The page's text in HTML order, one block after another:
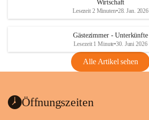
Wirtschaft
Lesezeit 2 Minuten•28. Jan. 2026
Gästezimmer - Unterkünfte
Lesezeit 1 Minute•30. Juni 2026
Alle Artikel sehen
Öffnungszeiten